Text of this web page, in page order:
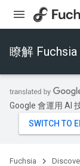
瞭解 Fuchsia
Google 會運用 AI
Fuchsia